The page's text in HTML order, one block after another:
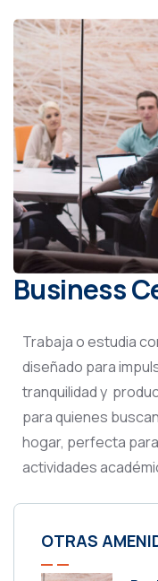
Business
Trabaja o estudia
diseñado para
tranquilidad y
para quienes
hogar, perfecta
actividades
OTRAS